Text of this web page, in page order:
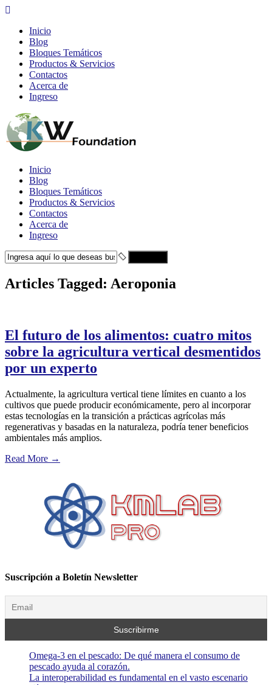
Inicio
Blog
Bloques Temáticos
Productos & Servicios
Contactos
Acerca de
Ingreso
Inicio
Blog
Bloques Temáticos
Productos & Servicios
Contactos
Acerca de
Ingreso
Articles Tagged: Aeroponia
El futuro de los alimentos: cuatro mitos
sobre la agricultura vertical desmentidos
por un experto
Actualmente, la agricultura vertical tiene límites en cuanto a los
cultivos que puede producir económicamente, pero al incorporar
estas tecnologías en la transición a prácticas agrícolas más
regenerativas y basadas en la naturaleza, podría tener beneficios
ambientales más amplios.
Read More →
Suscripción a Boletín Newsletter
Omega-3 en el pescado: De qué manera el consumo de
pescado ayuda al corazón.
La interoperabilidad es fundamental en el vasto escenario